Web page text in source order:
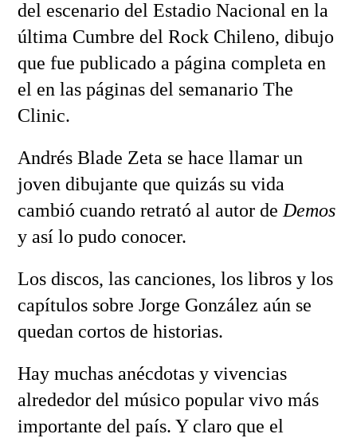
del escenario del Estadio Nacional en la
última Cumbre del Rock Chileno, dibujo
que fue publicado a página completa en
el en las páginas del semanario The
Clinic.
Andrés Blade Zeta se hace llamar un
joven dibujante que quizás su vida
cambió cuando retrató al autor de Demos
y así lo pudo conocer.
Los discos, las canciones, los libros y los
capítulos sobre Jorge González aún se
quedan cortos de historias.
Hay muchas anécdotas y vivencias
alrededor del músico popular vivo más
importante del país. Y claro que el